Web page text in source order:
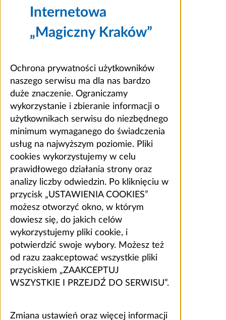
Internetowa
„Magiczny Kraków”
Ochrona prywatności użytkowników
naszego serwisu ma dla nas bardzo
duże znaczenie. Ograniczamy
wykorzystanie i zbieranie informacji o
użytkownikach serwisu do niezbędnego
minimum wymaganego do świadczenia
usług na najwyższym poziomie. Pliki
cookies wykorzystujemy w celu
prawidłowego działania strony oraz
analizy liczby odwiedzin. Po kliknięciu w
przycisk „USTAWIENIA COOKIES”
możesz otworzyć okno, w którym
dowiesz się, do jakich celów
wykorzystujemy pliki cookie, i
potwierdzić swoje wybory. Możesz też
od razu zaakceptować wszystkie pliki
przyciskiem „ZAAKCEPTUJ
WSZYSTKIE I PRZEJDŹ DO SERWISU”.
Zmiana ustawień oraz więcej informacji